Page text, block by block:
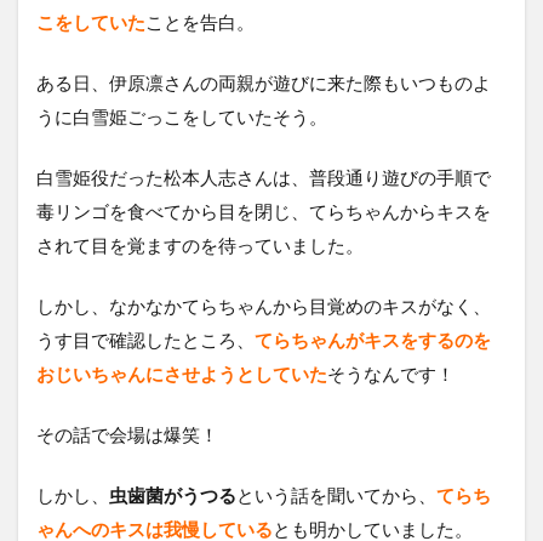
こをしていた ことを告白。
ある日、伊原凛さんの両親が遊びに来た際もいつものよ
うに白雪姫ごっこをしていたそう。
白雪姫役だった松本人志さんは、普段通り遊びの手順で
毒リンゴを食べてから目を閉じ、てらちゃんからキスを
されて目を覚ますのを待っていました。
しかし、なかなかてらちゃんから目覚めのキスがなく、
うす目で確認したところ、 てらちゃんがキスをするのを
おじいちゃんにさせようとしていたそうなんです！
その話で会場は爆笑！
しかし、 虫歯菌がうつる という話を聞いてから、 てらち
ゃんへのキスは我慢している とも明かしていました。